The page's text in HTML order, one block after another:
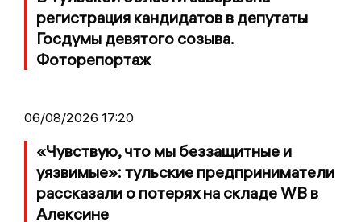
регистрация кандидатов в депутаты
Госдумы девятого созыва.
Фоторепортаж
06/08/2026 17:20
«Чувствую, что мы беззащитные и
уязвимые»: тульские предприниматели
рассказали о потерях на складе WB в
Алексине